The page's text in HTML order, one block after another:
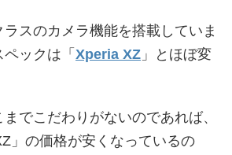
スのカメラ機能を搭載していま
ックは「 Xperia XZ 」とほぼ変
でこだわりがないのであれば、
」の価格が安くなっているの